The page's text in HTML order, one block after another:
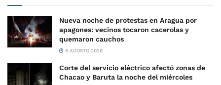
Nueva noche de protestas en Aragua por
apagones: vecinos tocaron cacerolas y
quemaron cauchos
6 AGOSTO 2026
Corte del servicio eléctrico afectó zonas de
Chacao y Baruta la noche del miércoles